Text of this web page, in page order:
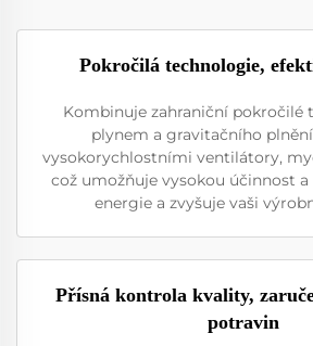
Pokročilá technologie,
Kombinuje zahraniční pokročilé
plynem a gravitačního
vysokorychlostními ventilátory,
což umožňuje vysokou účinnost
energie a zvyšuje vaši
Přísná kontrola kvality,
potravin